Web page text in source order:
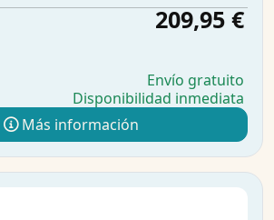
209,95 €
Envío gratuito
Disponibilidad inmediata
Más información